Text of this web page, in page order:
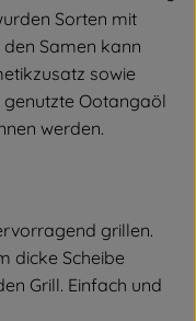
Sorten mit
Samen kann
sowie
Ootangaöl
werden.
grillen.
dicke Scheibe
Grill. Einfach und